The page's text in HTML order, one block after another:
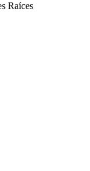
Raíces